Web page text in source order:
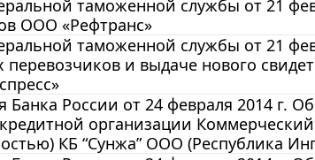
таможенной службы от 21
ООО «Рефтранс»
таможенной службы от 21
и выдаче нового
России от 24 февраля 2014 г.
организации
КБ “Сунжа” ООО (Республика